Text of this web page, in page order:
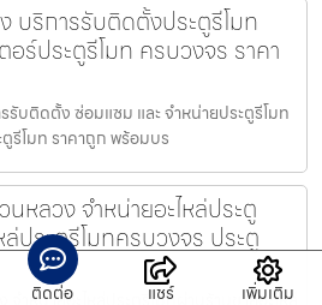
บริการรับติดตั้งประตูรีโมท
ร์ประตูรีโมท ครบวงจร ราคา
บติดตั้ง ซ่อมแซม และ จำหน่ายประตูรีโมท
รีโมท ราคาถูก พร้อมบร
หลวง จำหน่ายอะไหล่ประตู
ล่ประตูรีโมทครบวงจร ประตู
ติดต่อ แชร์ เพิ่มเติม